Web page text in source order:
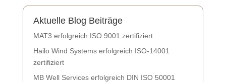
Aktuelle Blog Beiträge
MAT3 erfolgreich ISO 9001 zertifiziert
Hailo Wind Systems erfolgreich ISO-14001
zertifiziert
MB Well Services erfolgreich DIN ISO 50001